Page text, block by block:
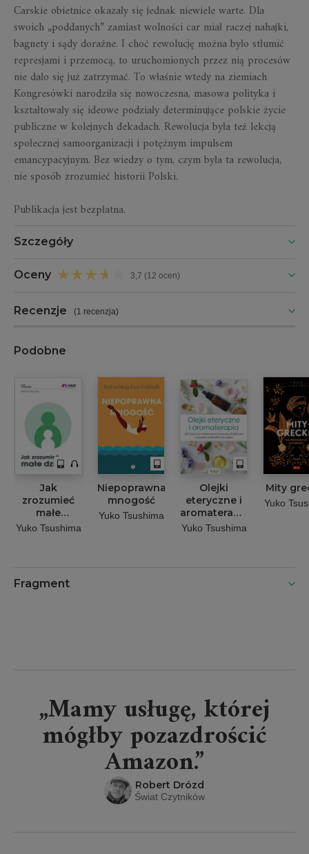
Carskie obietnice okazały się jednak niewiele warte. Dla
swoich „poddanych” zamiast wolności car miał raczej nahajki,
bagnety i sądy doraźne. I choć rewolucję można było stłumić
represjami i przemocą, to uruchomionych przez nią procesów
nie dało się już zatrzymać. To właśnie wtedy na ziemiach
Kongresówki narodziła się nowoczesna, masowa polityka i
kształtowały się ideowe podziały determinujące polskie życie
publiczne w kolejnych dekadach. Rewolucja była też lekcją
społecznej samoorganizacji i potężnym impulsem
emancypacyjnym. Bez wiedzy o tym, czym była ta rewolucja,
nie sposób zrozumieć historii Polski.
Publikacja jest bezpłatna.
Szczegóły
Oceny 3,7 (12 ocen)
Recenzje (1 recenzja)
Podobne
Jak
zrozumieć
małe
dziecko
Yuko Tsushima
Niepoprawna
mnogość
Yuko Tsushima
Olejki
eteryczne i
aromaterapia.
Jak
Yuko Tsushima
Mity
Yuko
Fragment
„Mamy usługę, której
mógłby pozazdrościć
Amazon.”
Robert Drózd
Świat Czytników